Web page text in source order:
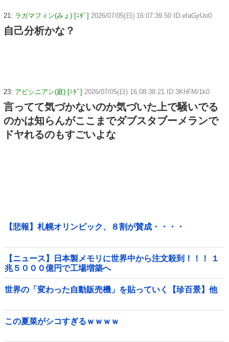
21: ラガマフィン(みょ) [ﾆﾀﾞ] 2026/07/05(日) 16:07:39.50 ID:efaGjrUo0
自己分析かな？
23: アビシニアン(庭) [ﾆﾀﾞ] 2026/07/05(日) 16:08:38.21 ID:3KhFM/1k0
言ってて気づかないのか気づいた上で騒いでる
のかは知らんがここまでダブスタブーメランで
ドヤれるのもすごいよな
【悲報】札幌オリンピック、８割が賛成・・・・
【ニュース】日本製メモリに世界中から注文殺到！！！ １
兆５０００億円で工場増築へ
世界の「変わった自動販売機」を貼っていく【珍百景】他
この夏菜がシコすぎるｗｗｗｗ